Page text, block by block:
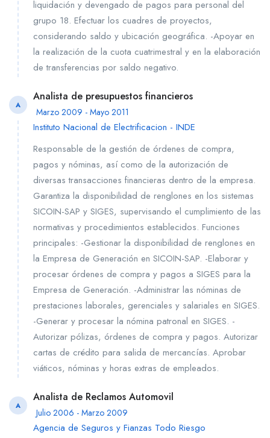
liquidación y devengado de pagos para personal del
grupo 18. Efectuar los cuadres de proyectos,
considerando saldo y ubicación geográfica. -Apoyar en
la realización de la cuota cuatrimestral y en la elaboración
de transferencias por saldo negativo.
A
Analista de presupuestos financieros
Marzo 2009 - Mayo 2011
Instituto Nacional de Electrificacion - INDE
Responsable de la gestión de órdenes de compra,
pagos y nóminas, así como de la autorización de
diversas transacciones financieras dentro de la empresa.
Garantiza la disponibilidad de renglones en los sistemas
SICOIN-SAP y SIGES, supervisando el cumplimiento de las
normativas y procedimientos establecidos. Funciones
principales: -Gestionar la disponibilidad de renglones en
la Empresa de Generación en SICOIN-SAP. -Elaborar y
procesar órdenes de compra y pagos a SIGES para la
Empresa de Generación. -Administrar las nóminas de
prestaciones laborales, gerenciales y salariales en SIGES.
-Generar y procesar la nómina patronal en SIGES. -
Autorizar pólizas, órdenes de compra y pagos. Autorizar
cartas de crédito para salida de mercancías. Aprobar
viáticos, nóminas y horas extras de empleados.
A
Analista de Reclamos Automovil
Julio 2006 - Marzo 2009
Agencia de Seguros y Fianzas Todo Riesgo